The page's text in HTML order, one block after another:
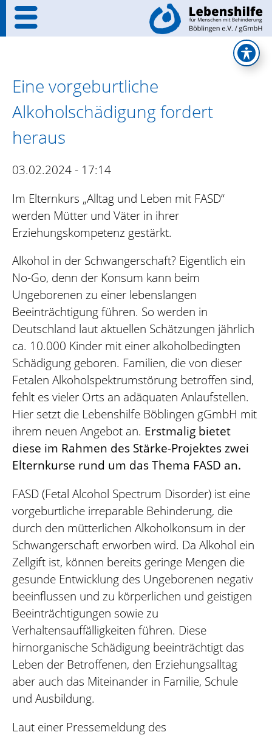
Eine vorgeburtliche
Alkoholschädigung fordert
heraus
03.02.2024 - 17:14
Im Elternkurs „Alltag und Leben mit FASD“
werden Mütter und Väter in ihrer
Erziehungskompetenz gestärkt.
Alkohol in der Schwangerschaft? Eigentlich ein
No-Go, denn der Konsum kann beim
Ungeborenen zu einer lebenslangen
Beeinträchtigung führen. So werden in
Deutschland laut aktuellen Schätzungen jährlich
ca. 10.000 Kinder mit einer alkoholbedingten
Schädigung geboren. Familien, die von dieser
Fetalen Alkoholspektrumstörung betroffen sind,
fehlt es vieler Orts an adäquaten Anlaufstellen.
Hier setzt die Lebenshilfe Böblingen gGmbH mit
ihrem neuen Angebot an. Erstmalig bietet
diese im Rahmen des Stärke-Projektes zwei
Elternkurse rund um das Thema FASD an.
FASD (Fetal Alcohol Spectrum Disorder) ist eine
vorgeburtliche irreparable Behinderung, die
durch den mütterlichen Alkoholkonsum in der
Schwangerschaft erworben wird. Da Alkohol ein
Zellgift ist, können bereits geringe Mengen die
gesunde Entwicklung des Ungeborenen negativ
beeinflussen und zu körperlichen und geistigen
Beeinträchtigungen sowie zu
Verhaltensauffälligkeiten führen. Diese
hirnorganische Schädigung beeinträchtigt das
Leben der Betroffenen, den Erziehungsalltag
aber auch das Miteinander in Familie, Schule
und Ausbildung.
Laut einer Pressemeldung des